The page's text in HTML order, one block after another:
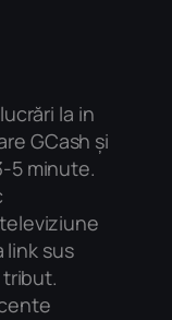
la in
GCash și
5 minute.
link sus